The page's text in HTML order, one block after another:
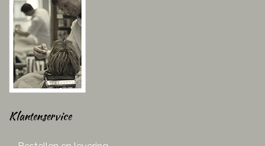
Klantenservice